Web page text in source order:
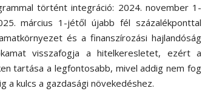
történt integráció: 2024. november 1-
március 1-jétől újabb fél százalékponttal
és a finanszírozási hajlandóság
visszafogja a hitelkeresletet, ezért a
tartása a legfontosabb, mivel addig nem fog
a kulcs a gazdasági növekedéshez.​